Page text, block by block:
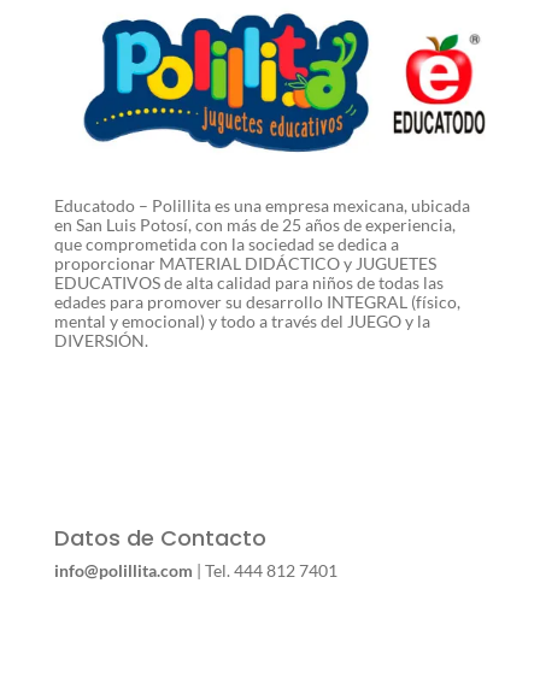
Educatodo – Polillita es una empresa mexicana, ubicada
en San Luis Potosí, con más de 25 años de experiencia,
que comprometida con la sociedad se dedica a
proporcionar MATERIAL DIDÁCTICO y JUGUETES
EDUCATIVOS de alta calidad para niños de todas las
edades para promover su desarrollo INTEGRAL (físico,
mental y emocional) y todo a través del JUEGO y la
DIVERSIÓN.
Datos de Contacto
info@polillita.com | Tel. 444 812 7401